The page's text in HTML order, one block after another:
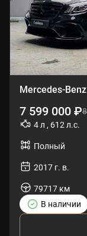
Mercedes-
7 599 000 ₽
4 л , 612 л.с.
Полный
2017 г. в.
79717 км
В наличии